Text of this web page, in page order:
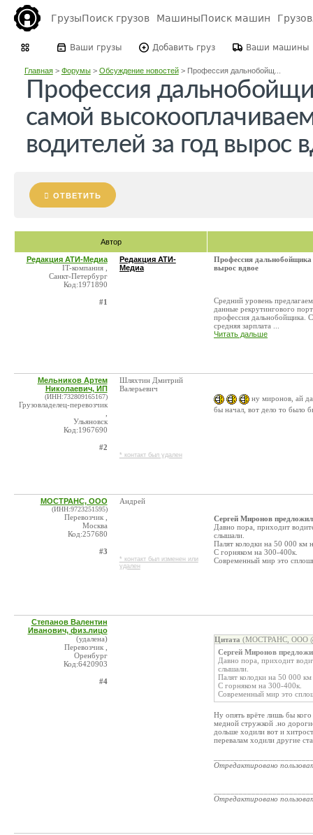
ГрузыПоиск грузов МашиныПоиск машин
Ваши грузы Добавить груз Ваши машины
Главная> Форумы> Обсуждение новостей> Профессия дальнобойщ...
Профессия
самой
водителей за год вырос
ОТВЕТИТЬ
Автор
Редакция АТИ-Медиа
IT-компания ,
Санкт-Петербург
Код:1971890
#1
Редакция АТИ-
Медиа
Профессия дальнобойщика
вырос вдвое
Средний уровень
данные рекрутингового
профессия дальнобойщика.
средняя зарплата ...
Читать дальше
Мельников Артем
Николаевич, ИП
(ИНН:732809165167)
Грузовладелец-перевозчик
Ульяновск
Код:1967690
#2
Шляхтин Дмитрий
Валерьевич
* контакт был удален
ну миронов, ай
бы начал, вот дело то было
МОСТРАНС, ООО
(ИНН:9723251595)
Перевозчик ,
Москва
Код:257680
#3
Андрей
* контакт был изменен или
удален
Сергей Миронов предложил
Давно пора, приходит
слышали.
Палят колодки на 50 000 км
С горняком на 300-400к.
Современный мир это
Степанов Валентин
Иванович, физ.лицо
(удалена)
Перевозчик ,
Оренбург
Код:6420903
#4
Цитата (МОСТРАНС, ООО
Сергей Миронов
Давно пора, приходит
слышали.
Палят колодки на 50 000 км
С горняком на 300-400к.
Современный мир это
Ну опять врёте лишь бы
медной стружкой .но
дольше ходили вот и
перевалам ходили другие
Отредактировано
Отредактировано